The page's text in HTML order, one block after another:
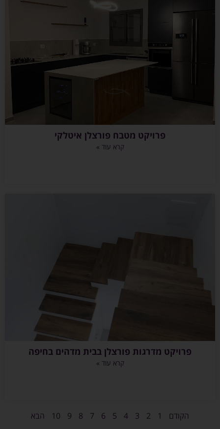
פרויקט מטבח פורצלן איטלקי
קרא עוד »
פרויקט מדרגות פורצלן בבית מדהים בחיפה
קרא עוד »
הקודם 1
2
3
4
5
6
7
8
9
10 הבא